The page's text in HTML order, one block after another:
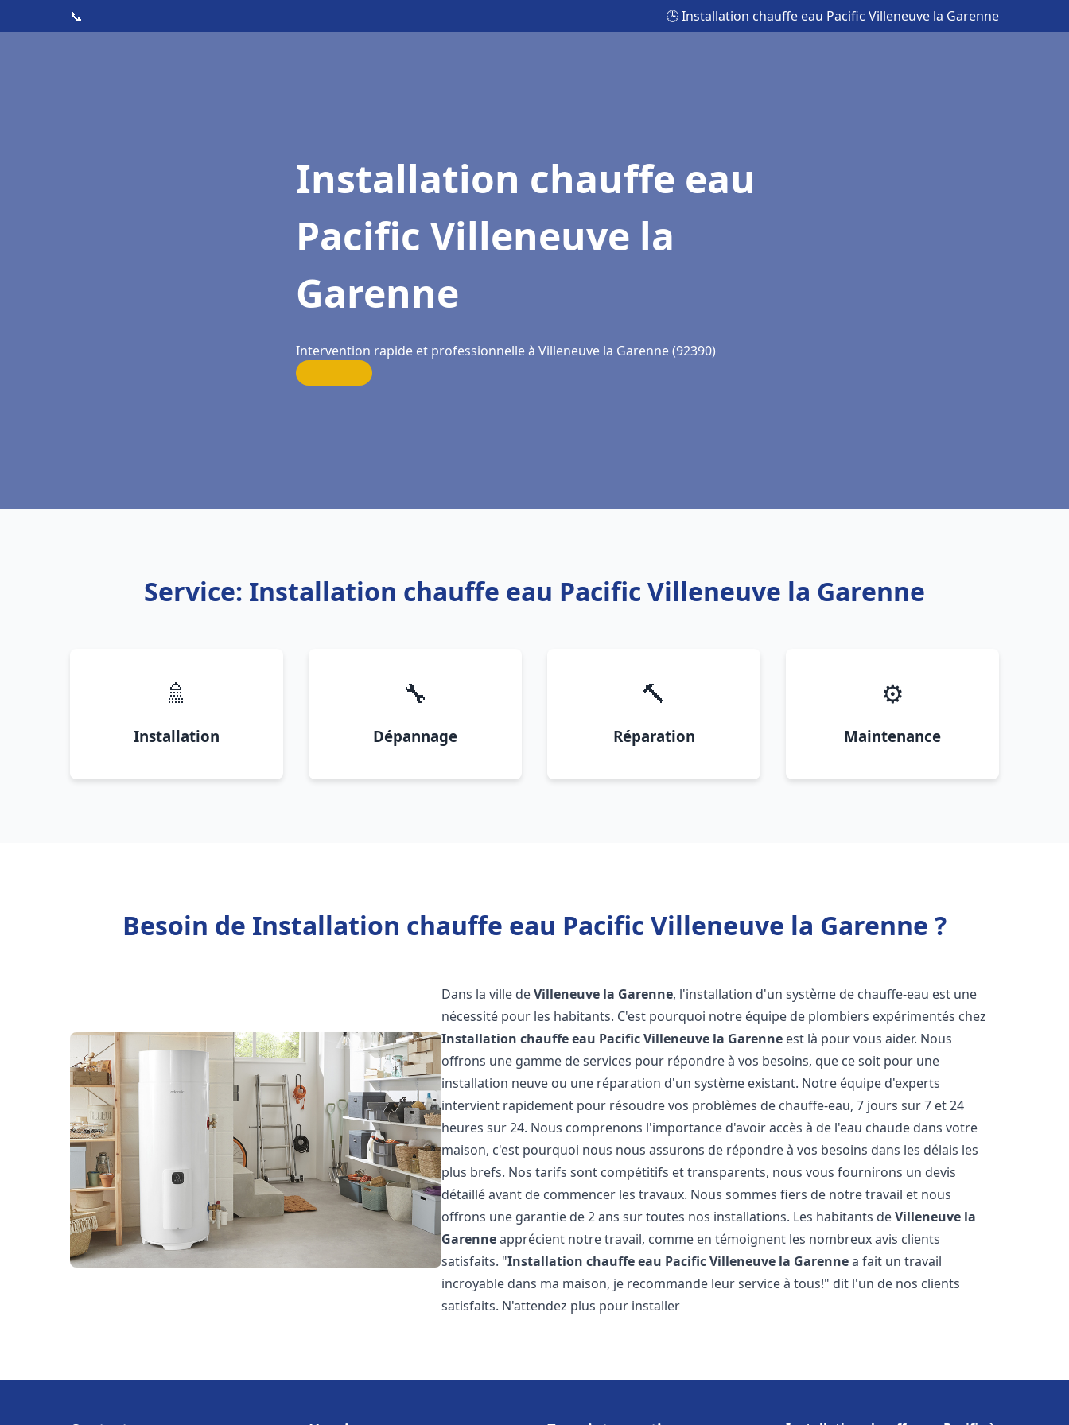
📞 🕒 Installation chauffe eau Pacific Villeneuve la Garenne
Installation chauffe eau
Pacific Villeneuve la
Garenne
Intervention rapide et professionnelle à Villeneuve la Garenne (92390)
Service: Installation chauffe eau Pacific Villeneuve la Garenne
🚿
Installation
🔧
Dépannage
🔨
Réparation
⚙️
Maintenance
Besoin de Installation chauffe eau Pacific Villeneuve la Garenne ?
Dans la ville deVilleneuve la Garenne, l'installation d'un système de chauffe-eau est une
nécessité pour les habitants. C'est pourquoi notre équipe de plombiers expérimentés chez
Installation chauffe eau PacificVilleneuve la Garenne est là pour vous aider. Nous
offrons une gamme de services pour répondre à vos besoins, que ce soit pour une
installation neuve ou une réparation d'un système existant. Notre équipe d'experts
intervient rapidement pour résoudre vos problèmes de chauffe-eau, 7 jours sur 7 et 24
heures sur 24. Nous comprenons l'importance d'avoir accès à de l'eau chaude dans votre
maison, c'est pourquoi nous nous assurons de répondre à vos besoins dans les délais les
plus brefs. Nos tarifs sont compétitifs et transparents, nous vous fournirons un devis
détaillé avant de commencer les travaux. Nous sommes fiers de notre travail et nous
offrons une garantie de 2 ans sur toutes nos installations. Les habitants deVilleneuve la
Garenneapprécient notre travail, comme en témoignent les nombreux avis clients
satisfaits. "Installation chauffe eau PacificVilleneuve la Garennea fait un travail
incroyable dans ma maison, je recommande leur service à tous!" dit l'un de nos clients
satisfaits. N'attendez plus pour installer